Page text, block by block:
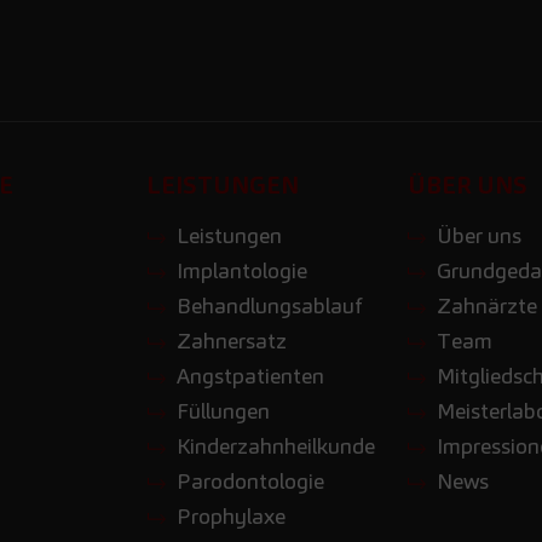
LEISTUNGEN
Leistungen
Implantologie
Behandlungsablauf
Zahnersatz
Angstpatienten
Füllungen
Kinderzahnheilkunde
Parodontologie
Prophylaxe
ÜBER UNS
Über uns
Zahnärzte
Team
News